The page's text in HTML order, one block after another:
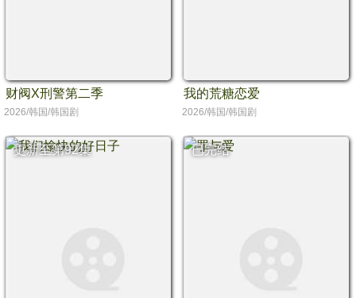
财阀X刑警第二季
2026/韩国/韩国剧
我的荒糖恋爱
2026/韩国/韩国剧
更新至第92集 已完结